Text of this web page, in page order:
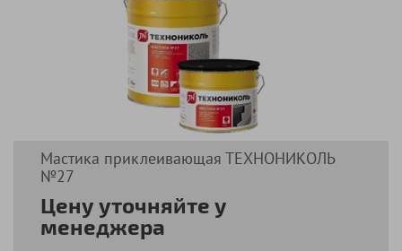
Мастика приклеивающая ТЕХНОНИКОЛЬ
№27
Цену уточняйте у
менеджера